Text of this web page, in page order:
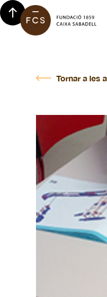
Tornar a les